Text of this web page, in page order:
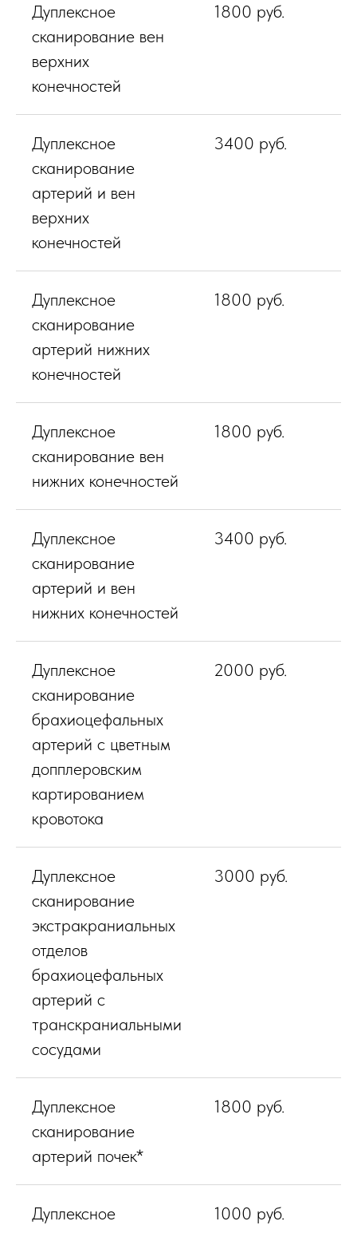
Дуплексное
сканирование вен
верхних
конечностей
1800 руб.
Дуплексное
сканирование
артерий и вен
верхних
конечностей
3400 руб.
Дуплексное
сканирование
артерий нижних
конечностей
1800 руб.
Дуплексное
сканирование вен
нижних конечностей
1800 руб.
Дуплексное
сканирование
артерий и вен
нижних конечностей
3400 руб.
Дуплексное
сканирование
брахиоцефальных
артерий с цветным
допплеровским
картированием
кровотока
2000 руб.
Дуплексное
сканирование
экстракраниальных
отделов
брахиоцефальных
артерий с
транскраниальными
сосудами
3000 руб.
Дуплексное
сканирование
артерий почек*
1800 руб.
Дуплексное
1000 руб.